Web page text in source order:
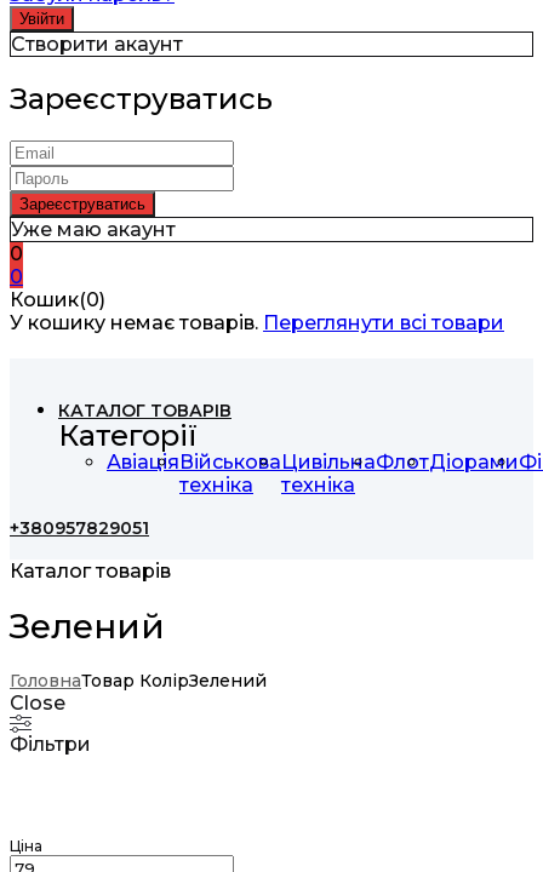
Створити акаунт
Зареєструватись
Уже маю акаунт
0
0
Кошик(0)
У кошику немає товарів. Переглянути всі товари
КАТАЛОГ ТОВАРІВ
Категорії
АвіаціяВійськова
техніка
Цивільна
техніка
ФлотДіорами
+380957829051
Каталог товарів
Зелений
ГоловнаТовар КолірЗелений
Close
Фільтри
Ціна